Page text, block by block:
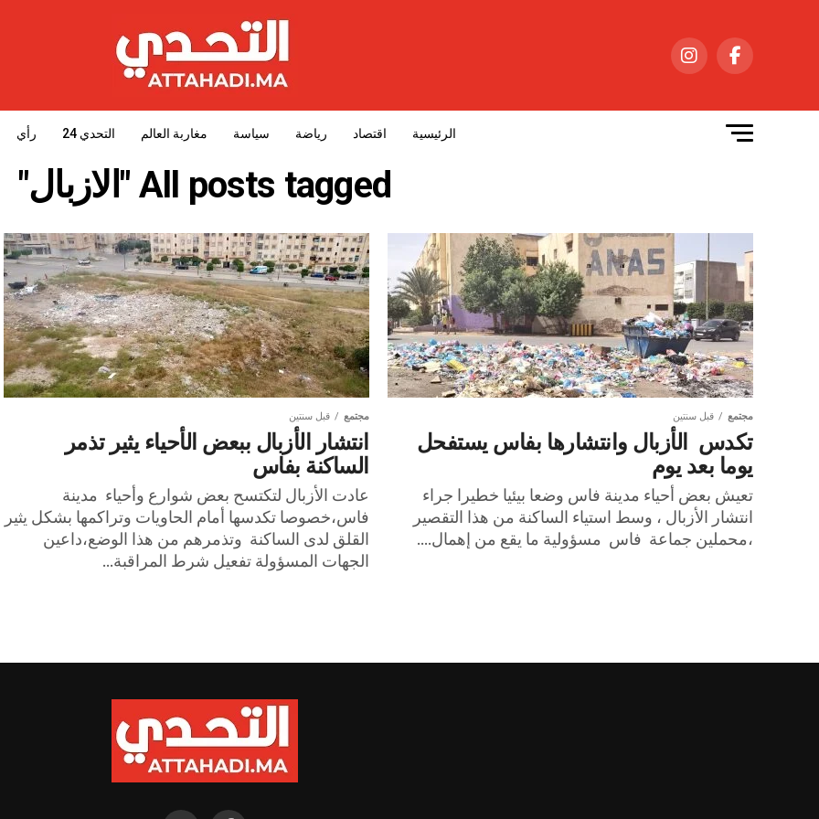
الرئيسية اقتصاد رياضة سياسة مغاربة العالم التحدي 24 رأي
All posts tagged "الازبال"
مجتمع قبل سنتين
تكدس الأزبال وانتشارها بفاس يستفحل
يوما بعد يوم
تعيش بعض أحياء مدينة فاس وضعا بيئيا خطيرا جراء
انتشار الأزبال ، وسط استياء الساكنة من هذا التقصير
،محملين جماعة فاس مسؤولية ما يقع من إهمال....
مجتمع قبل سنتين
انتشار الأزبال ببعض الأحياء يثير تذمر
الساكنة بفاس
عادت الأزبال لتكتسح بعض شوارع وأحياء مدينة
فاس،خصوصا تكدسها أمام الحاويات وتراكمها بشكل يثير
القلق لدى الساكنة وتذمرهم من هذا الوضع،داعين
الجهات المسؤولة تفعيل شرط المراقبة...